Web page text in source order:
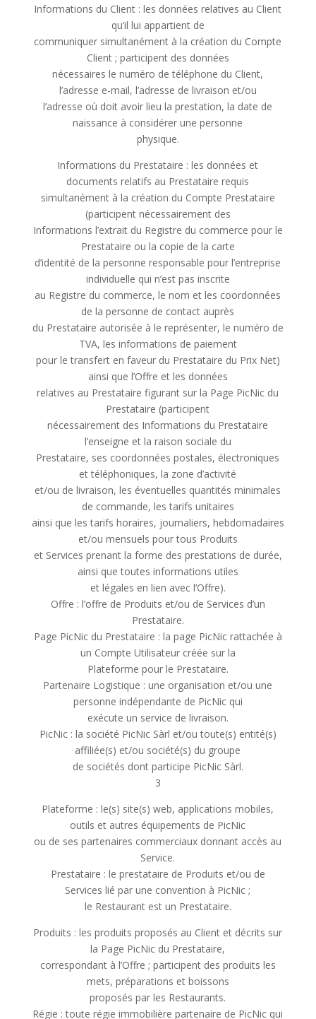
Informations du Client : les données relatives au Client
qu’il lui appartient de
communiquer simultanément à la création du Compte
Client ; participent des données
nécessaires le numéro de téléphone du Client,
l’adresse e-mail, l’adresse de livraison et/ou
l’adresse où doit avoir lieu la prestation, la date de
naissance à considérer une personne
physique.
Informations du Prestataire : les données et
documents relatifs au Prestataire requis
simultanément à la création du Compte Prestataire
(participent nécessairement des
Informations l’extrait du Registre du commerce pour le
Prestataire ou la copie de la carte
d’identité de la personne responsable pour l’entreprise
individuelle qui n’est pas inscrite
au Registre du commerce, le nom et les coordonnées
de la personne de contact auprès
du Prestataire autorisée à le représenter, le numéro de
TVA, les informations de paiement
pour le transfert en faveur du Prestataire du Prix Net)
ainsi que l’Offre et les données
relatives au Prestataire figurant sur la Page PicNic du
Prestataire (participent
nécessairement des Informations du Prestataire
l’enseigne et la raison sociale du
Prestataire, ses coordonnées postales, électroniques
et téléphoniques, la zone d’activité
et/ou de livraison, les éventuelles quantités minimales
de commande, les tarifs unitaires
ainsi que les tarifs horaires, journaliers, hebdomadaires
et/ou mensuels pour tous Produits
et Services prenant la forme des prestations de durée,
ainsi que toutes informations utiles
et légales en lien avec l’Offre).
Offre : l’offre de Produits et/ou de Services d’un
Prestataire.
Page PicNic du Prestataire : la page PicNic rattachée à
un Compte Utilisateur créée sur la
Plateforme pour le Prestataire.
Partenaire Logistique : une organisation et/ou une
personne indépendante de PicNic qui
exécute un service de livraison.
PicNic : la société PicNic Sàrl et/ou toute(s) entité(s)
affiliée(s) et/ou société(s) du groupe
de sociétés dont participe PicNic Sàrl.
3
Plateforme : le(s) site(s) web, applications mobiles,
outils et autres équipements de PicNic
ou de ses partenaires commerciaux donnant accès au
Service.
Prestataire : le prestataire de Produits et/ou de
Services lié par une convention à PicNic ;
le Restaurant est un Prestataire.
Produits : les produits proposés au Client et décrits sur
la Page PicNic du Prestataire,
correspondant à l’Offre ; participent des produits les
mets, préparations et boissons
proposés par les Restaurants.
Régie : toute régie immobilière partenaire de PicNic qui